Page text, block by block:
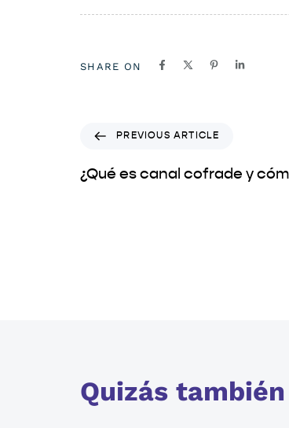
SHARE ON
PREVIOUS ARTICLE
¿Qué es canal cofrade y
Quizás